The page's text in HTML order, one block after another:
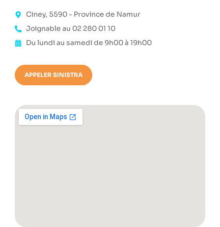
Ciney, 5590 - Province de Namur
Joignable au 02 280 01 10
Du lundi au samedi de 9h00 à 19h00
APPELER SINISTRA